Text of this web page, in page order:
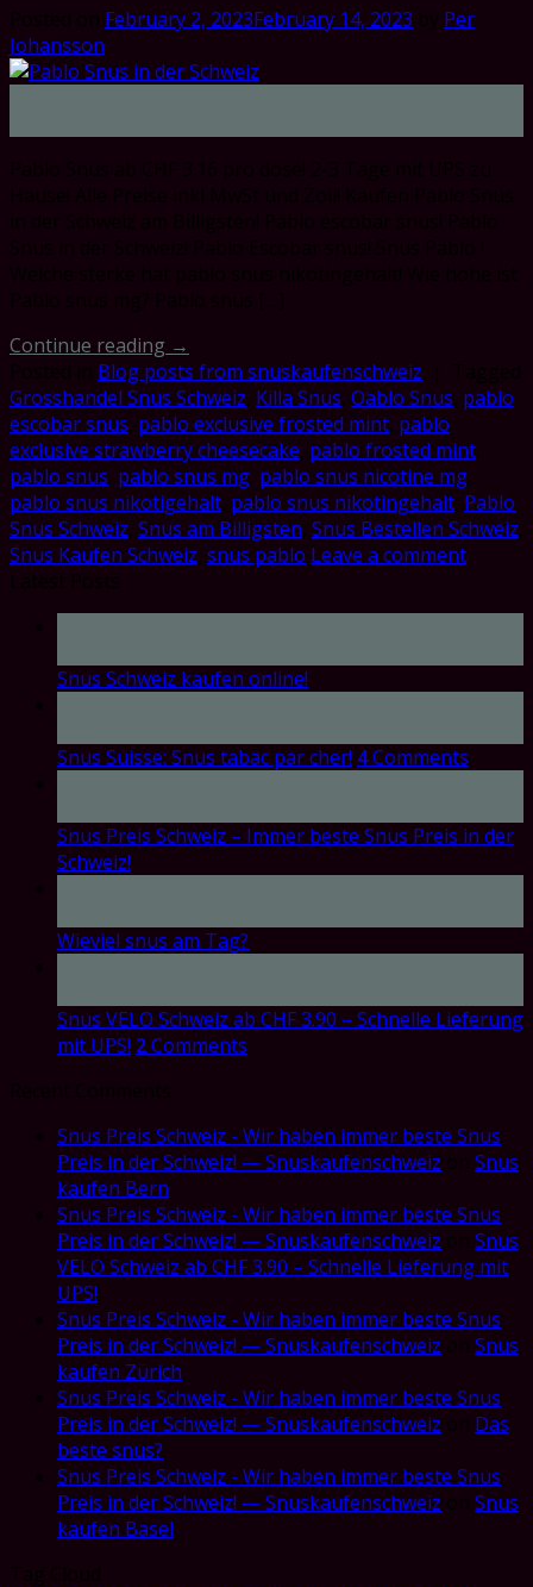
February 2, 2023February 14, 2023
Per
Johansson
Continue reading →
Blog posts from snuskaufenschweiz
Grosshandel Snus Schweiz Killa Snus Oablo Snus pablo
escobar snus pablo exclusive frosted mint pablo
exclusive strawberry cheesecake pablo frosted mint
pablo snus pablo snus mg pablo snus nicotine mg
pablo snus nikotigehalt pablo snus nikotingehalt Pablo
Snus Schweiz Snus am Billigsten Snus Bestellen Schweiz
Snus Kaufen Schweiz snus pablo Leave a comment
Snus Schweiz kaufen online!
Snus Suisse: Snus tabac par cher! 4Comments
Snus Preis Schweiz – Immer beste Snus Preis in der
Schweiz!
Wieviel snus am Tag?
Snus VELO Schweiz ab CHF 3.90 – Schnelle Lieferung
mit UPS! 2Comments
Snus Preis Schweiz - Wir haben immer beste Snus
Preis in der Schweiz! — Snuskaufenschweiz
Snus
kaufen Bern
Snus Preis Schweiz - Wir haben immer beste Snus
Preis in der Schweiz! — Snuskaufenschweiz
Snus
VELO Schweiz ab CHF 3.90 – Schnelle Lieferung mit
UPS!
Snus Preis Schweiz - Wir haben immer beste Snus
Preis in der Schweiz! — Snuskaufenschweiz
Snus
kaufen Zürich
Snus Preis Schweiz - Wir haben immer beste Snus
Preis in der Schweiz! — Snuskaufenschweiz
Das
beste snus?
Snus Preis Schweiz - Wir haben immer beste Snus
Preis in der Schweiz! — Snuskaufenschweiz
Snus
kaufen Basel